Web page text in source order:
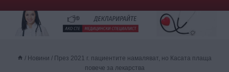
/ Новини / През 2021 г. пациентите намаляват, но Касата плаща
повече за лекарства